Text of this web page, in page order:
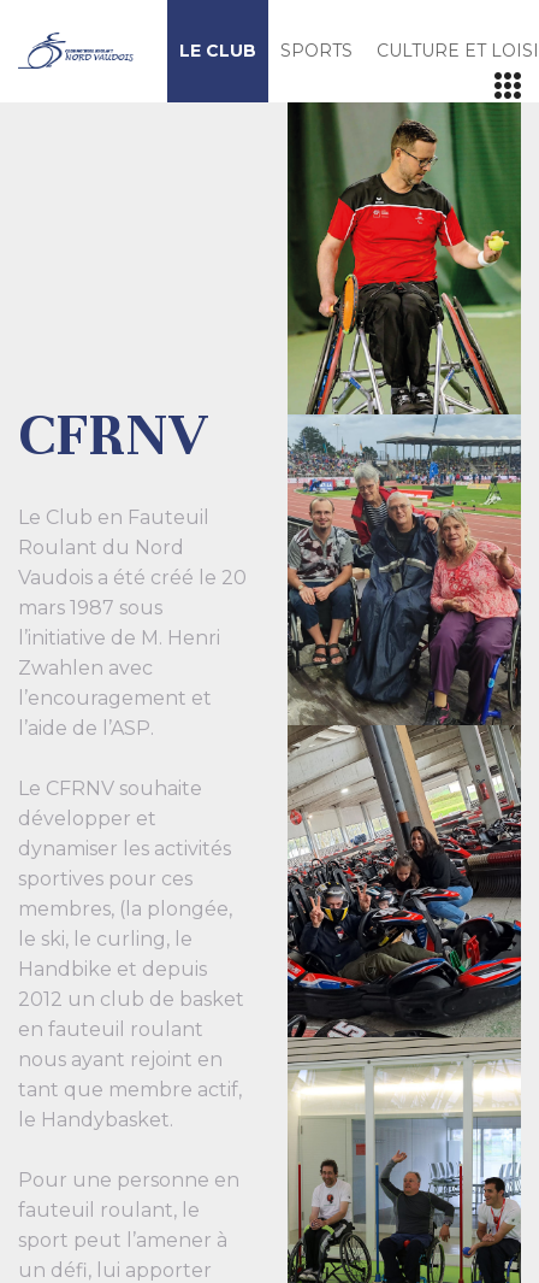
LE CLUB SPORTS CULTURE ET
CFRNV
Le Club en Fauteuil
Roulant du Nord
Vaudois a été créé le 20
mars 1987 sous
l’initiative de M. Henri
Zwahlen avec
l’encouragement et
l’aide de l’ASP.
Le CFRNV souhaite
développer et
dynamiser les activités
sportives pour ces
membres, (la plongée,
le ski, le curling, le
Handbike et depuis
2012 un club de basket
en fauteuil roulant
nous ayant rejoint en
tant que membre actif,
le Handybasket.
Pour une personne en
fauteuil roulant, le
sport peut l’amener à
un défi, lui apporter